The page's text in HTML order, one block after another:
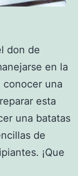
don de
en la
conocer una
esta
una batatas
de
¡Que